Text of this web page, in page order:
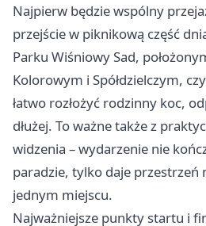
Najpierw będzie wspólny
przejście w piknikową część
Parku Wiśniowy Sad,
Kolorowym i Spółdzielczym,
łatwo rozłożyć rodzinny koc,
dłużej. To ważne także z
widzenia – wydarzenie nie
paradzie, tylko daje przestrzeń
jednym miejscu.
Najważniejsze punkty startu i